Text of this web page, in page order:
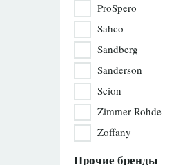
ProSpero
Sahco
Sandberg
Sanderson
Scion
Zimmer Rohde
Zoffany
Прочие бренды